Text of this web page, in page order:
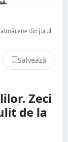
din jurul
Salvează
Zeci
de la